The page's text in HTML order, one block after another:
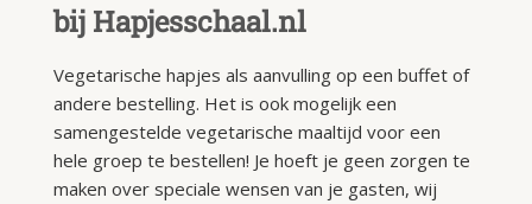
bij Hapjesschaal.nl
Vegetarische hapjes als aanvulling op een buffet of
andere bestelling. Het is ook mogelijk een
samengestelde vegetarische maaltijd voor een
hele groep te bestellen! Je hoeft je geen zorgen te
maken over speciale wensen van je gasten, wij